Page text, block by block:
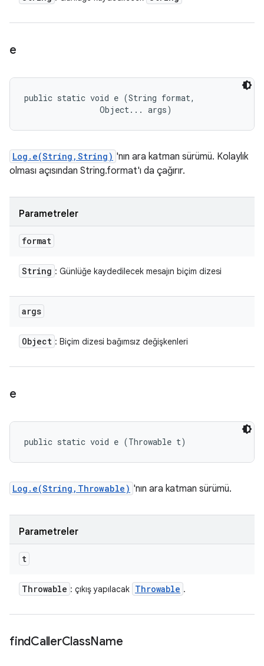
e
public static void e (String format,
                Object... args)
Log.e(String,String) 'nın ara katman sürümü. Kolaylık
olması açısından String.format'ı da çağırır.
Parametreler
format
String : Günlüğe kaydedilecek mesajın biçim dizesi
args
Object : Biçim dizesi bağımsız değişkenleri
e
public static void e (Throwable t)
Log.e(String,Throwable) 'nın ara katman sürümü.
Parametreler
t
Throwable : çıkış yapılacak Throwable .
findCallerClassName